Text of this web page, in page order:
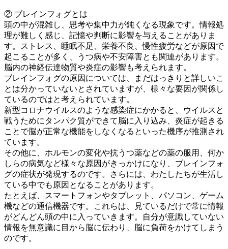
② ブレインフォグとは
頭の中が混雑し、思考や集中力が鈍くなる現象です。情報処
理が難しく感じ、記憶や判断に影響を与えることがありま
す。ストレス、睡眠不足、栄養不良、慢性疲労などが原因で
起こることが多く、うつ病や不安障害とも関連があります。
脳内の神経伝達物質や炎症の影響も考えられます。
ブレインフォグの原因については、まだはっきりと詳しいこ
とは分かっていないとされていますが、様々な要因が関係し
ているのではと考えられています。
新型コロナウイルスのような感染症にかかると、ウイルスと
戦うためにタンパク質ができて脳に入り込み、炎症が起きる
ことで脳が正常な機能をしなくなるといった機序が推測され
ています。
その他に、ホルモンの変化や抗うつ薬などの薬の服用、何か
しらの病気など様々な原因がきっかけになり、ブレインフォ
グの症状が発現するのです。さらには、わたしたちが生活し
ている中でも原因となることがあります。
たとえば、スマートフォンやタブレット、パソコン、ゲーム
機などの通信機器です。これらは、見ているだけで常に情報
がどんどん頭の中に入っていきます。自分が意識していない
情報を無意識に目から脳に伝わり、脳に負荷をかけてしまう
のです。